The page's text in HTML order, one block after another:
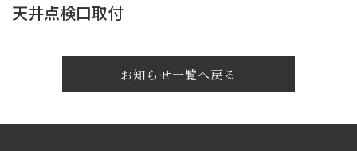
天井点検口取付
お知らせ一覧へ戻る